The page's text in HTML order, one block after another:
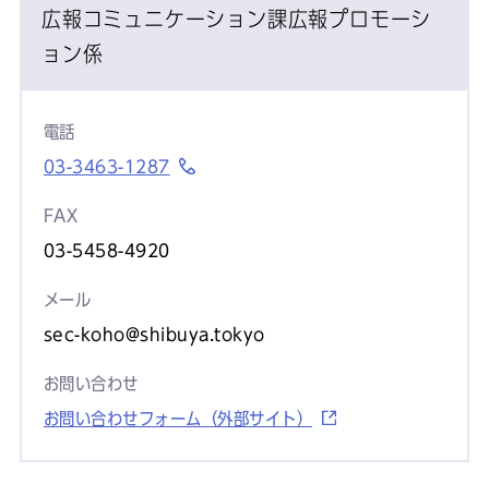
広報コミュニケーション課広報プロモーシ
ョン係
電話
03-3463-1287
FAX
03-5458-4920
メール
sec-koho@shibuya.tokyo
お問い合わせ
お問い合わせフォーム（外部サイト）